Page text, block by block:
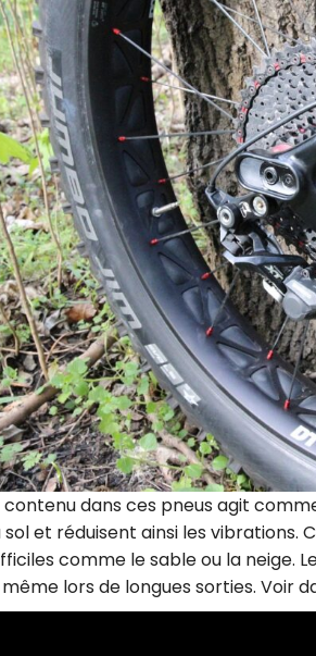
contenu dans ces pneus agit
et réduisent ainsi les vibrations.
comme le sable ou la neige.
lors de longues sorties. Voir